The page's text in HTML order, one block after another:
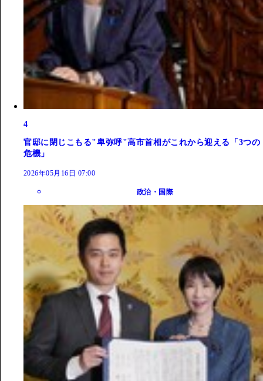
4
官邸に閉じこもる"卑弥呼"高市首相がこれから迎える「3つの
危機」
2026年05月16日 07:00
政治・国際